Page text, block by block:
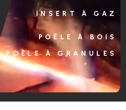
INSERT À GAZ
POÊLE À BOIS
POÊLE À GRANULES